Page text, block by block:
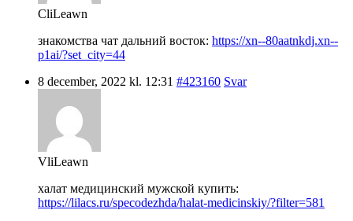
CliLeawn
знакомства чат дальний восток: https://xn--80aatnkdj.xn--
p1ai/?set_city=44
8 december, 2022 kl. 12:31 #423160 Svar
VliLeawn
халат медицинский мужской купить:
https://lilacs.ru/specodezhda/halat-medicinskiy/?filter=581